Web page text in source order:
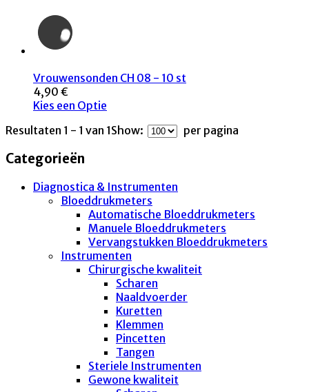
Vrouwensonden CH 08 - 10 st
4,90 €
Kies een Optie
Resultaten 1 - 1 van 1Show: per pagina
Categorieën
Diagnostica & Instrumenten
Bloeddrukmeters
Automatische Bloeddrukmeters
Manuele Bloeddrukmeters
Vervangstukken Bloeddrukmeters
Instrumenten
Chirurgische kwaliteit
Scharen
Naaldvoerder
Kuretten
Klemmen
Pincetten
Tangen
Steriele Instrumenten
Gewone kwaliteit